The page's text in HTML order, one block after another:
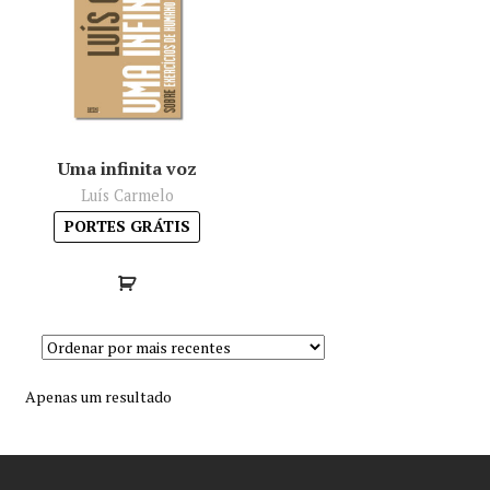
Minha conta
Política de privacidade
Mapa do site
Uma infinita voz
Luís Carmelo
PORTES GRÁTIS
Apenas um resultado